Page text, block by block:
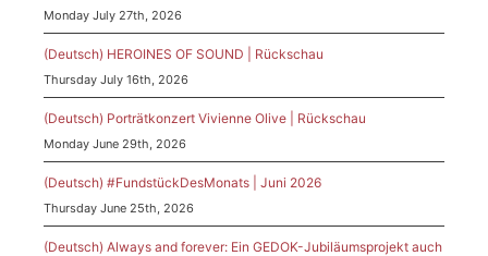
Monday July 27th, 2026
(Deutsch) HEROINES OF SOUND | Rückschau
Thursday July 16th, 2026
(Deutsch) Porträtkonzert Vivienne Olive | Rückschau
Monday June 29th, 2026
(Deutsch) #FundstückDesMonats | Juni 2026
Thursday June 25th, 2026
(Deutsch) Always and forever: Ein GEDOK-Jubiläumsprojekt auch